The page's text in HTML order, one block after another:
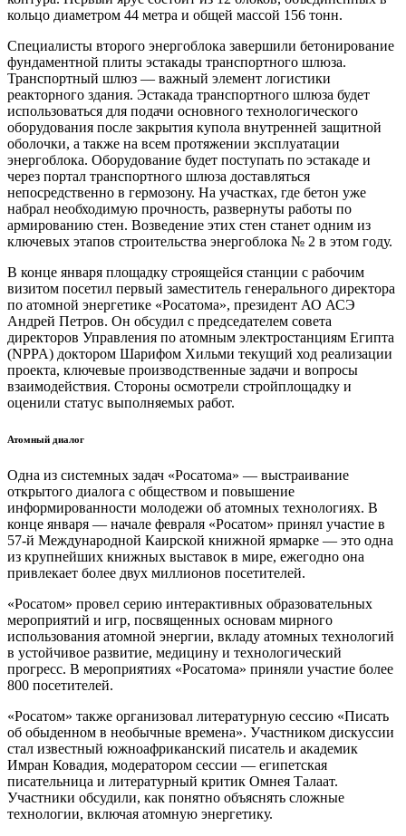
кольцо диаметром 44 метра и общей массой 156 тонн.
Специалисты второго энергоблока завершили бетонирование
фундаментной плиты эстакады транспортного шлюза.
Транспортный шлюз — важный элемент логистики
реакторного здания. Эстакада транспортного шлюза будет
использоваться для подачи основного технологического
оборудования после закрытия купола внутренней защитной
оболочки, а также на всем протяжении эксплуатации
энергоблока. Оборудование будет поступать по эстакаде и
через портал транспортного шлюза доставляться
непосредственно в гермозону. На участках, где бетон уже
набрал необходимую прочность, развернуты работы по
армированию стен. Возведение этих стен станет одним из
ключевых этапов строительства энергоблока № 2 в этом году.
В конце января площадку строящейся станции с рабочим
визитом посетил первый заместитель генерального директора
по атомной энергетике «Росатома», президент АО АСЭ
Андрей Петров. Он обсудил с председателем совета
директоров Управления по атомным электростанциям Египта
(NPPA) доктором Шарифом Хильми текущий ход реализации
проекта, ключевые производственные задачи и вопросы
взаимодействия. Стороны осмотрели стройплощадку и
оценили статус выполняемых работ.
Атомный диалог
Одна из системных задач «Росатома» — выстраивание
открытого диалога с обществом и повышение
информированности молодежи об атомных технологиях. В
конце января — начале февраля «Росатом» принял участие в
57-й Международной Каирской книжной ярмарке — это одна
из крупнейших книжных выставок в мире, ежегодно она
привлекает более двух миллионов посетителей.
«Росатом» провел серию интерактивных образовательных
мероприятий и игр, посвященных основам мирного
использования атомной энергии, вкладу атомных технологий
в устойчивое развитие, медицину и технологический
прогресс. В мероприятиях «Росатома» приняли участие более
800 посетителей.
«Росатом» также организовал литературную сессию «Писать
об обыденном в необычные времена». Участником дискуссии
стал известный южноафриканский писатель и академик
Имран Ковадия, модератором сессии — египетская
писательница и литературный критик Омнея Талаат.
Участники обсудили, как понятно объяснять сложные
технологии, включая атомную энергетику.